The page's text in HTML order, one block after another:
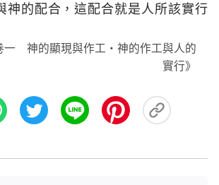
神的配合，這配合就是人所該實行
神的顯現與作工・神的作工與人的
實行》